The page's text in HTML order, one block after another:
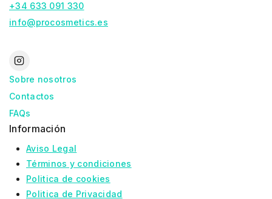
+34 633 091 330
info@procosmetics.es
Sobre nosotros
Contactos
FAQs
Información
Aviso Legal
Términos y condiciones
Politica de cookies
Politica de Privacidad